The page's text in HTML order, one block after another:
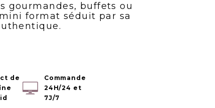
gourmandes, buffets ou
format séduit par sa
de
Commande
24H/24 et
7J/7